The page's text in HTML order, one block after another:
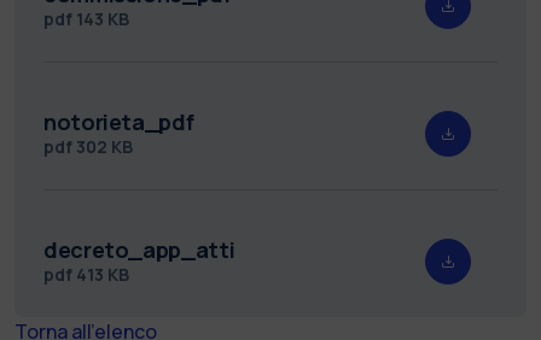
pdf 143 KB
notorieta_pdf
pdf 302 KB
decreto_app_atti
pdf 413 KB
Torna all'elenco